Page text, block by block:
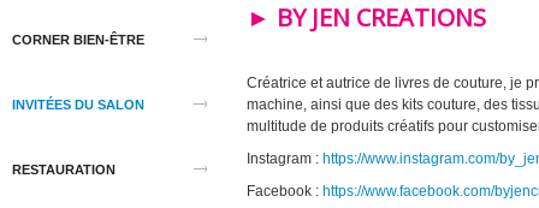
CORNER BIEN-ÊTRE
INVITÉES DU SALON
RESTAURATION
► BY JEN CREATIONS
Créatrice et autrice de livres de couture, je
machine, ainsi que des kits couture, des
multitude de produits créatifs pour
Instagram : https://www.instagram.com/
Facebook : https://www.facebook.com/